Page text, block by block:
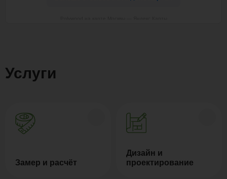
Услуги
Замер и расчёт
Дизайн и
проектирование